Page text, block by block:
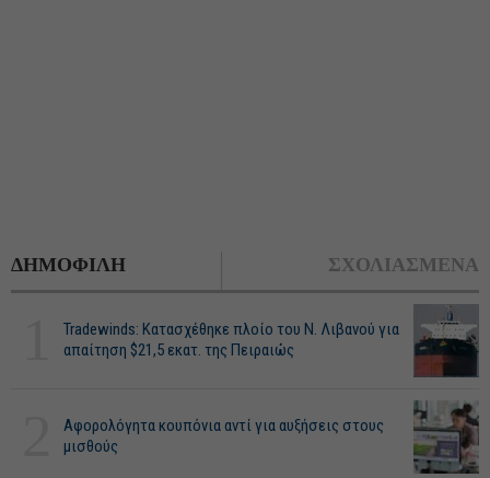
ΔΗΜΟΦΙΛΗ ΣΧΟΛΙΑΣΜΕΝΑ
Tradewinds: Κατασχέθηκε πλοίο του Ν. Λιβανού για
απαίτηση $21,5 εκατ. της Πειραιώς
Αφορολόγητα κουπόνια αντί για αυξήσεις στους
μισθούς